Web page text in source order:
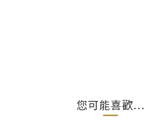
您可能喜歡...